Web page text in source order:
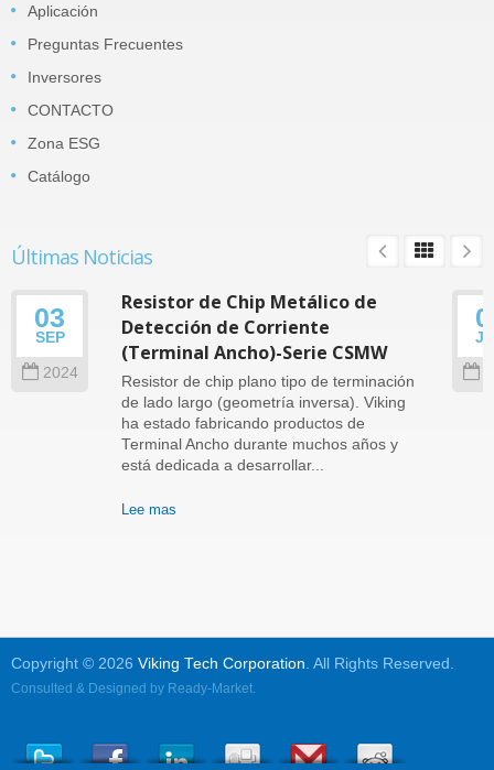
Aplicación
Preguntas Frecuentes
Inversores
CONTACTO
Zona ESG
Catálogo
Últimas Noticias
03
SEP
2024
Resistor de Chip Metálico de
Detección de Corriente
(Terminal Ancho)-Serie CSMW
Resistor de chip plano tipo de terminación
de lado largo (geometría inversa). Viking
ha estado fabricando productos de
Terminal Ancho durante muchos años y
está dedicada a desarrollar...
Lee mas
Copyright © 2026 Viking Tech Corporation . All Rights Reserved.
Consulted & Designed by Ready-Market.